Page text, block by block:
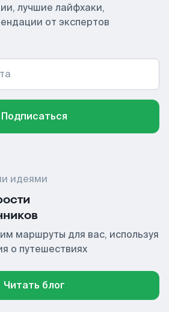
лучшие лайфхаки,
от экспертов
Подписаться
идеями
маршруты для вас, используя
о путешествиях
Читать блог